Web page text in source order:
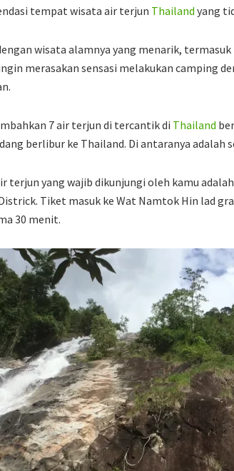
tempat wisata air terjun Thailand yang
wisata alamnya yang menarik,
merasakan sensasi melakukan camping
7 air terjun di tercantik di Thailand
berlibur ke Thailand. Di antaranya adalah
terjun yang wajib dikunjungi oleh kamu
Tiket masuk ke Wat Namtok Hin lad
30 menit.